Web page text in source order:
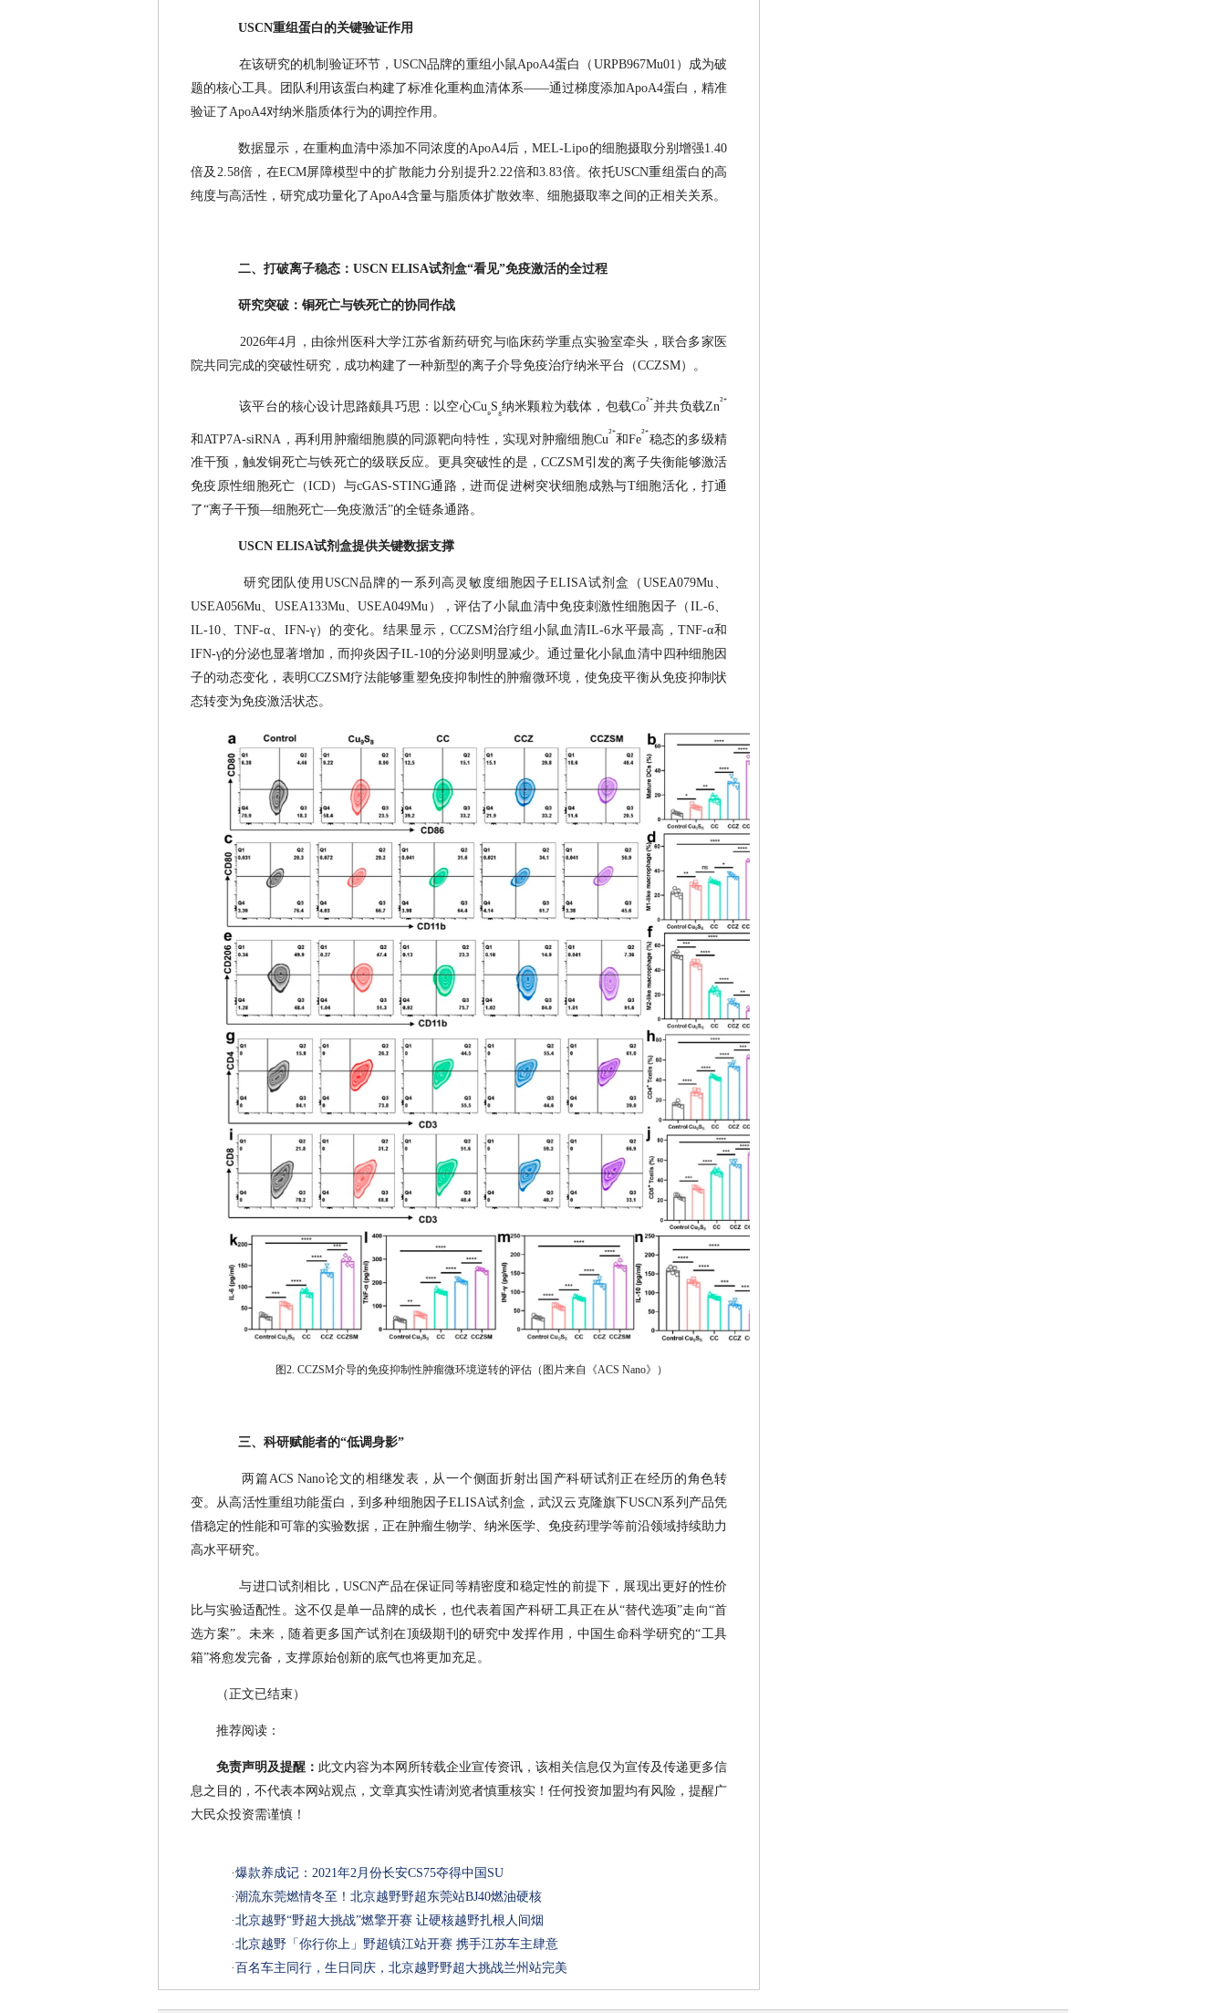
USCN重组蛋白的关键验证作用
在该研究的机制验证环节，USCN品牌的重组小鼠ApoA4蛋白（URPB967Mu01）成为破
题的核心工具。团队利用该蛋白构建了标准化重构血清体系——通过梯度添加ApoA4蛋白，精准
验证了ApoA4对纳米脂质体行为的调控作用。
数据显示，在重构血清中添加不同浓度的ApoA4后，MEL-Lipo的细胞摄取分别增强1.40
倍及2.58倍，在ECM屏障模型中的扩散能力分别提升2.22倍和3.83倍。依托USCN重组蛋白的高
纯度与高活性，研究成功量化了ApoA4含量与脂质体扩散效率、细胞摄取率之间的正相关关系。
二、打破离子稳态：USCN ELISA试剂盒“看见”免疫激活的全过程
研究突破：铜死亡与铁死亡的协同作战
2026年4月，由徐州医科大学江苏省新药研究与临床药学重点实验室牵头，联合多家医
院共同完成的突破性研究，成功构建了一种新型的离子介导免疫治疗纳米平台（CCZSM）。
该平台的核心设计思路颇具巧思：以空心Cu₉S₈纳米颗粒为载体，包载Co²⁺并共负载Zn²⁺
和ATP7A-siRNA，再利用肿瘤细胞膜的同源靶向特性，实现对肿瘤细胞Cu²⁺和Fe²⁺稳态的多级精
准干预，触发铜死亡与铁死亡的级联反应。更具突破性的是，CCZSM引发的离子失衡能够激活
免疫原性细胞死亡（ICD）与cGAS-STING通路，进而促进树突状细胞成熟与T细胞活化，打通
了“离子干预—细胞死亡—免疫激活”的全链条通路。
USCN ELISA试剂盒提供关键数据支撑
研究团队使用USCN品牌的一系列高灵敏度细胞因子ELISA试剂盒（USEA079Mu、
USEA056Mu、USEA133Mu、USEA049Mu），评估了小鼠血清中免疫刺激性细胞因子（IL-6、
IL-10、TNF-α、IFN-γ）的变化。结果显示，CCZSM治疗组小鼠血清IL-6水平最高，TNF-α和
IFN-γ的分泌也显著增加，而抑炎因子IL-10的分泌则明显减少。通过量化小鼠血清中四种细胞因
子的动态变化，表明CCZSM疗法能够重塑免疫抑制性的肿瘤微环境，使免疫平衡从免疫抑制状
态转变为免疫激活状态。
图2. CCZSM介导的免疫抑制性肿瘤微环境逆转的评估（图片来自《ACS Nano》）
三、科研赋能者的“低调身影”
两篇ACS Nano论文的相继发表，从一个侧面折射出国产科研试剂正在经历的角色转
变。从高活性重组功能蛋白，到多种细胞因子ELISA试剂盒，武汉云克隆旗下USCN系列产品凭
借稳定的性能和可靠的实验数据，正在肿瘤生物学、纳米医学、免疫药理学等前沿领域持续助力
高水平研究。
与进口试剂相比，USCN产品在保证同等精密度和稳定性的前提下，展现出更好的性价
比与实验适配性。这不仅是单一品牌的成长，也代表着国产科研工具正在从“替代选项”走向“首
选方案”。未来，随着更多国产试剂在顶级期刊的研究中发挥作用，中国生命科学研究的“工具
箱”将愈发完备，支撑原始创新的底气也将更加充足。
（正文已结束）
推荐阅读：
免责声明及提醒： 此文内容为本网所转载企业宣传资讯，该相关信息仅为宣传及传递更多信
息之目的，不代表本网站观点，文章真实性请浏览者慎重核实！任何投资加盟均有风险，提醒广
大民众投资需谨慎！
·爆款养成记：2021年2月份长安CS75夺得中国SU
·潮流东莞燃情冬至！北京越野野超东莞站BJ40燃油硬核
·北京越野“野超大挑战”燃擎开赛 让硬核越野扎根人间烟
·北京越野「你行你上」野超镇江站开赛 携手江苏车主肆意
·百名车主同行，生日同庆，北京越野野超大挑战兰州站完美